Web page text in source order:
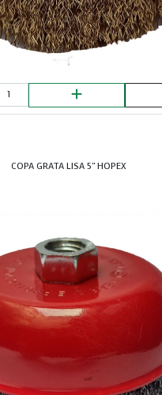
COPA GRATA LISA 5" HOPEX